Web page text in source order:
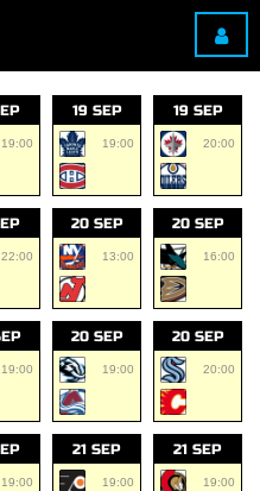
19:00
19 SEP
19:00
19 SEP
20:00
22:00
20 SEP
13:00
20 SEP
16:00
19:00
20 SEP
19:00
20 SEP
20:00
19:00
21 SEP
19:00
21 SEP
19:00